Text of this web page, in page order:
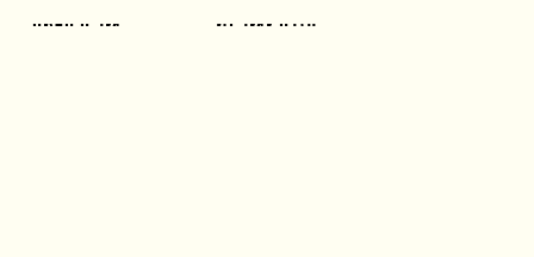
חזרה לגלריות גלריה הבאה >